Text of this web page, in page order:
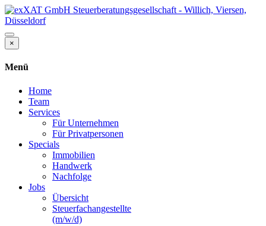
×
Menü
Home
Team
Services
Für Unternehmen
Für Privatpersonen
Specials
Immobilien
Handwerk
Nachfolge
Jobs
Übersicht
Steuerfachangestellte
(m/w/d)